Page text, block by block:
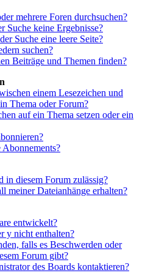
mehrere Foren durchsuchen?
Suche keine Ergebnisse?
Suche eine leere Seite?
suchen?
Beiträge und Themen finden?
einem Lesezeichen und
Thema oder Forum?
auf ein Thema setzen oder ein
in diesem Forum zulässig?
meiner Dateianhänge erhalten?
entwickelt?
y nicht enthalten?
falls es Beschwerden oder
Forum gibt?
des Boards kontaktieren?